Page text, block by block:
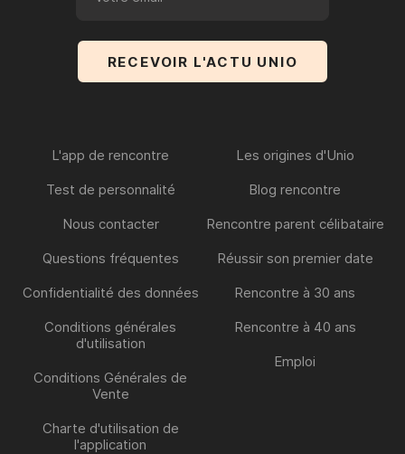
L'app de rencontre
Test de personnalité
Nous contacter
Questions fréquentes
Confidentialité des données
Conditions générales
d'utilisation
Conditions Générales de
Vente
Charte d'utilisation de
l'application
Les origines d'Unio
Blog rencontre
Rencontre parent célibataire
Réussir son premier date
Rencontre à 30 ans
Rencontre à 40 ans
Emploi